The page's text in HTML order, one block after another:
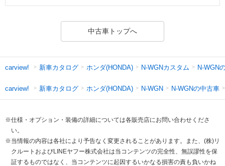
中古車トップへ
carview! 新車カタログ ホンダ(HONDA) N-WGNカスタム N-WGN
carview! 新車カタログ ホンダ(HONDA) N-WGN N-WGNの中古車
※仕様・オプション・装備の詳細については各販売店にお問い合わせくださ
い。
※当情報の内容は各社により予告なく変更されることがあります。また、(株)リ
クルートおよびLINEヤフー株式会社は当コンテンツの完全性、無誤謬性を保
証するものではなく、当コンテンツに起因するいかなる損害の責も負いかね